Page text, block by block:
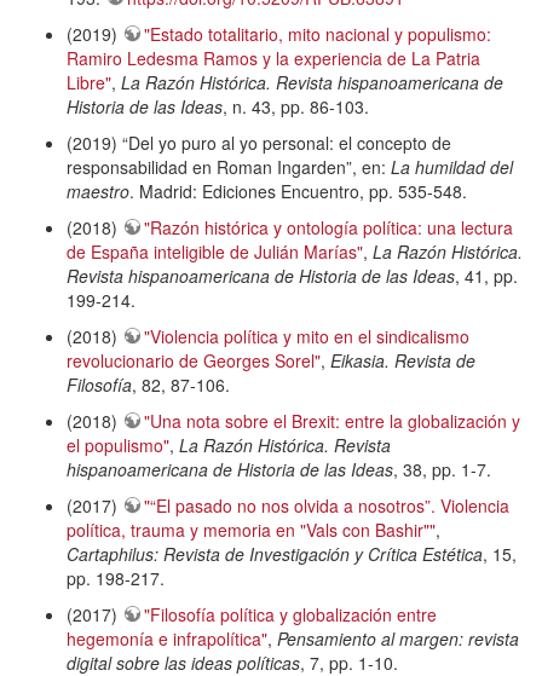
(2019)
"Estado totalitario, mito nacional y populismo:
Ramiro Ledesma Ramos y la experiencia de La Patria
Libre", La Razón Histórica. Revista hispanoamericana de
Historia de las Ideas, n. 43, pp. 86-103.
(2019) “Del yo puro al yo personal: el concepto de
responsabilidad en Roman Ingarden”, en: La humildad del
maestro. Madrid: Ediciones Encuentro, pp. 535-548.
(2018)
"Razón histórica y ontología política: una lectura
de España inteligible de Julián Marías", La Razón Histórica.
Revista hispanoamericana de Historia de las Ideas, 41, pp.
199-214.
(2018)
"Violencia política y mito en el sindicalismo
revolucionario de Georges Sorel", Eikasia. Revista de
Filosofía, 82, 87-106.
(2018)
"Una nota sobre el Brexit: entre la globalización y
el populismo", La Razón Histórica. Revista
hispanoamericana de Historia de las Ideas, 38, pp. 1-7.
(2017)
"“El pasado no nos olvida a nosotros”. Violencia
política, trauma y memoria en "Vals con Bashir"",
Cartaphilus: Revista de Investigación y Crítica Estética, 15,
pp. 198-217.
(2017)
"Filosofía política y globalización entre
hegemonía e infrapolítica", Pensamiento al margen: revista
digital sobre las ideas políticas, 7, pp. 1-10.